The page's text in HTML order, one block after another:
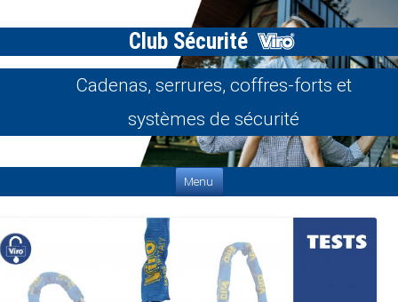
Club Sécurité
Cadenas, serrures, coffres-forts et
systèmes de sécurité
Menu